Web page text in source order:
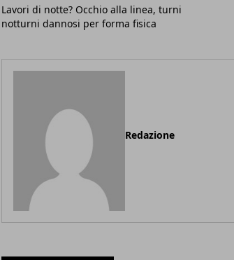
Lavori di notte? Occhio alla linea, turni
notturni dannosi per forma fisica
Redazione